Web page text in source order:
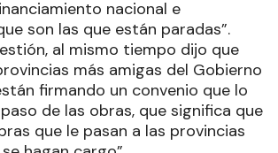
nacional e
son las que están paradas”.
al mismo tiempo dijo que
más amigas del Gobierno
firmando un convenio que lo
de las obras, que significa que
que le pasan a las provincias